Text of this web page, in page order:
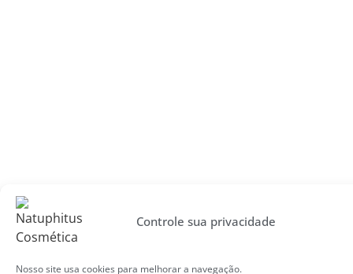
Controle sua privacidade
Nosso site usa cookies para melhorar a navegação.